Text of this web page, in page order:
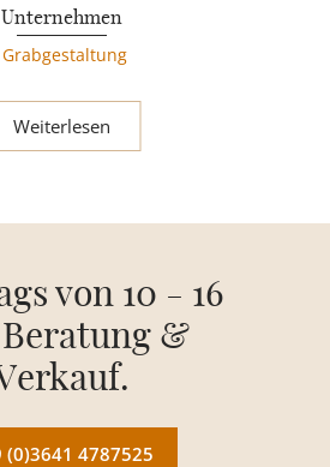
Unternehmen
Grabgestaltung
Weiterlesen
von 10 - 16
&
(0)3641 4787525